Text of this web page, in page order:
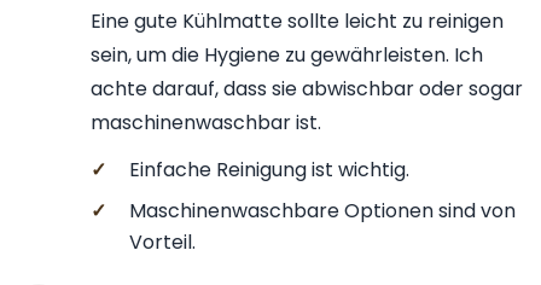
Eine gute Kühlmatte sollte leicht zu reinigen
sein, um die Hygiene zu gewährleisten. Ich
achte darauf, dass sie abwischbar oder sogar
maschinenwaschbar ist.
✓
Einfache Reinigung ist wichtig.
✓
Maschinenwaschbare Optionen sind von
Vorteil.